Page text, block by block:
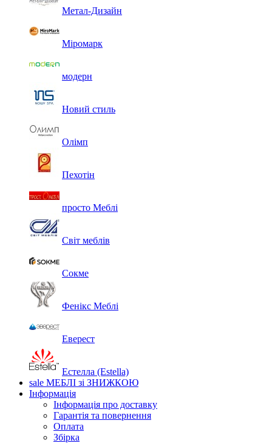
Метал-Дизайн
Міромарк
модерн
Новий стиль
Олімп
Пехотін
просто Меблі
Світ меблів
Сокме
Фенікс Меблі
Еверест
Естелла (Estella)
sale МЕБЛІ зі ЗНИЖКОЮ
Інформація
Інформація про доставку
Гарантія та повернення
Оплата
Збірка